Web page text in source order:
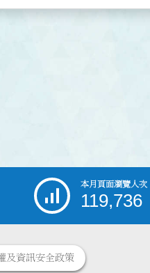
本月頁面瀏覽人次
119,736
及資訊安全政策